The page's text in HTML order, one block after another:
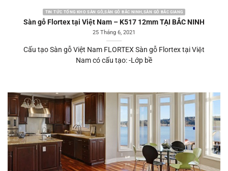
TIN TỨC TỔNG KHO SÀN GỖ,SÀN GỖ BẮC NINH,SÀN GỖ BẮC GIANG
Sàn gỗ Flortex tại Việt Nam – K517 12mm TẠI BẮC NINH
25 Tháng 6, 2021
Cấu tạo Sàn gỗ Việt Nam FLORTEX Sàn gỗ Flortex tại Việt
Nam có cấu tạo: -Lớp bề